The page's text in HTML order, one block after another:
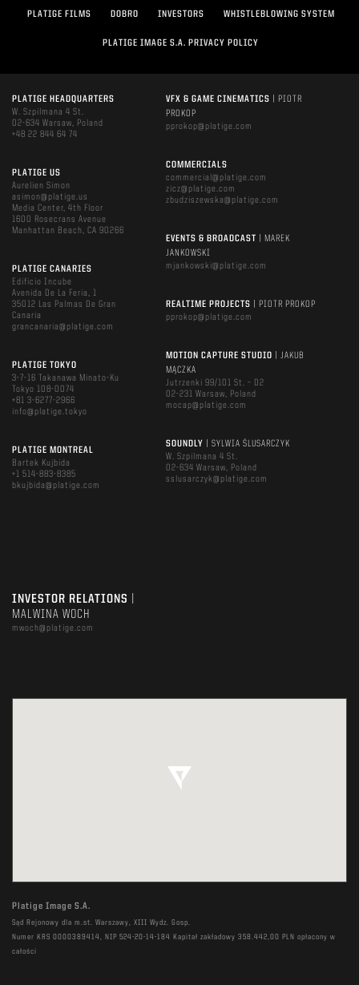
PLATIGE FILMS DOBRO INVESTORS WHISTLEBLOWING SYSTEM
PLATIGE IMAGE S.A. PRIVACY POLICY
PLATIGE HEADQUARTERS
W. Szpilmana 4 St.
02-634 Warsaw, Poland
+48 22 844 64 74
PLATIGE US
Aurelien Simon
asimon@platige.us
Media Center, 4th Floor
1600 Rosecrans Avenue
Manhattan Beach, CA 90266
PLATIGE CANARIES
Edificio Incube
Avenida De La Feria, 1
35012 Las Palmas De Gran
Canaria
grancanaria@platige.com
PLATIGE TOKYO
3-7-16 Takanawa Minato-Ku
Tokyo 108-0074
+81 3-6277-2966
info@platige.tokyo
PLATIGE MONTREAL
Bartek Kujbida
+1 514-883-8385
bkujbida@platige.com
VFX & GAME CINEMATICS
| PIOTR
PROKOP
pprokop@platige.com
COMMERCIALS
commercial@platige.com
zicz@platige.com
zbudziszewska@platige.com
EVENTS & BROADCAST
| MAREK
JANKOWSKI
mjankowski@platige.com
REALTIME PROJECTS
| PIOTR PROKOP
pprokop@platige.com
MOTION CAPTURE STUDIO
| JAKUB
MĄCZKA
Jutrzenki 99/101 St. – D2
02-231 Warsaw, Poland
mocap@platige.com
SOUNDLY
| SYLWIA ŚLUSARCZYK
W. Szpilmana 4 St.
02-634 Warsaw, Poland
sslusarczyk@platige.com
INVESTOR RELATIONS
MALWINA WOCH
mwoch@platige.com
Platige Image S.A.
Sąd Rejonowy dla m.st. Warszawy, XIII Wydz. Gosp.
Numer KRS 0000389414, NIP 524-20-14-184 Kapitał zakładowy 358.442,00 PLN opłacony w
całości